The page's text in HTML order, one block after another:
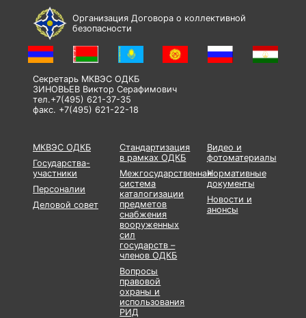
Организация Договора о коллективной
безопасности
Секретарь МКВЭС ОДКБ
ЗИНОВЬЕВ Виктор Серафимович
тел.+7(495) 621-37-35
факс. +7(495) 621-22-18
МКВЭС ОДКБ
Государства-
участники
Персоналии
Деловой совет
Стандартизация
в рамках ОДКБ
Межгосударственная
система
каталогизации
предметов
снабжения
вооруженных
сил
государств –
членов ОДКБ
Вопросы
правовой
охраны и
использования
РИД
Видео и
фотоматериалы
Нормативные
документы
Новости и
анонсы